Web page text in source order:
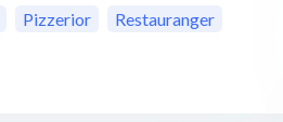
Pizzerior
Restauranger